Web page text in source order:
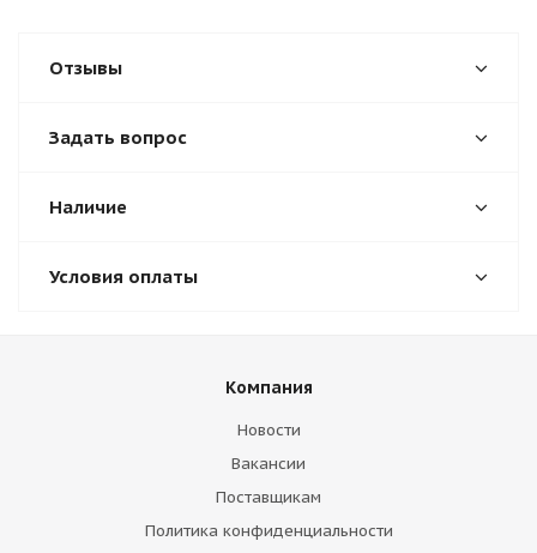
Отзывы
Задать вопрос
Наличие
Условия оплаты
Компания
Новости
Вакансии
Поставщикам
Политика конфиденциальности